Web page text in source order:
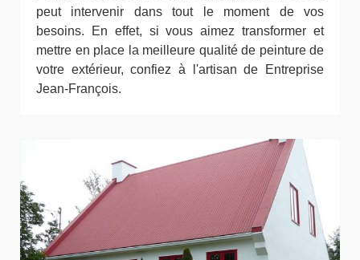
peut intervenir dans tout le moment de vos
besoins. En effet, si vous aimez transformer et
mettre en place la meilleure qualité de peinture de
votre extérieur, confiez à l'artisan de Entreprise
Jean-François.